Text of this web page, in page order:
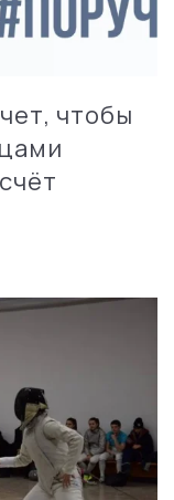
чтобы